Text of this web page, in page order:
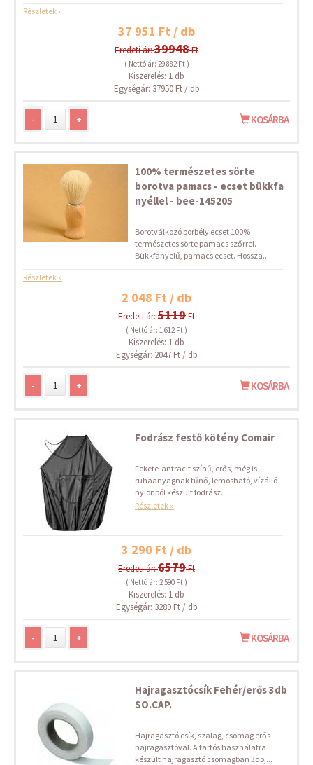
Részletek »
37 951 Ft / db
Eredeti ár:39948Ft
( Nettó ár: 29 882 Ft )
Kiszerelés: 1 db
Egységár: 37950 Ft / db
- + KOSÁRBA
100% természetes sörte
borotva pamacs - ecset bükkfa
nyéllel - bee-145205
Borotválkozó borbély ecset 100%
természetes sörte pamacs szőrrel.
Bükkfanyelű, pamacs ecset. Hossza...
Részletek »
2 048 Ft / db
Eredeti ár:5119Ft
( Nettó ár: 1 612 Ft )
Kiszerelés: 1 db
Egységár: 2047 Ft / db
- + KOSÁRBA
Fodrász festő kötény Comair
Fekete-antracit színű, erős, még is
ruhaanyagnak tűnő, lemosható, vízálló
nylonból készült fodrász...
Részletek »
3 290 Ft / db
Eredeti ár:6579Ft
( Nettó ár: 2 590 Ft )
Kiszerelés: 1 db
Egységár: 3289 Ft / db
- + KOSÁRBA
Hajragasztócsík Fehér/erős 3db
SO.CAP.
Hajragasztó csík, szalag, csomag erős
hajragasztóval. A tartós használatra
készült hajragasztó csomagban 3db,...